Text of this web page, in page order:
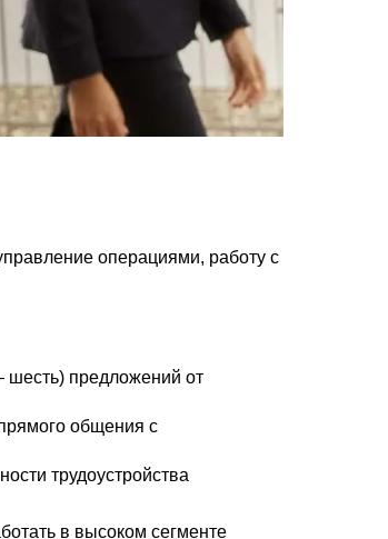
операциями, работу с
шесть) предложений от
общения с
трудоустройства
в высоком сегменте